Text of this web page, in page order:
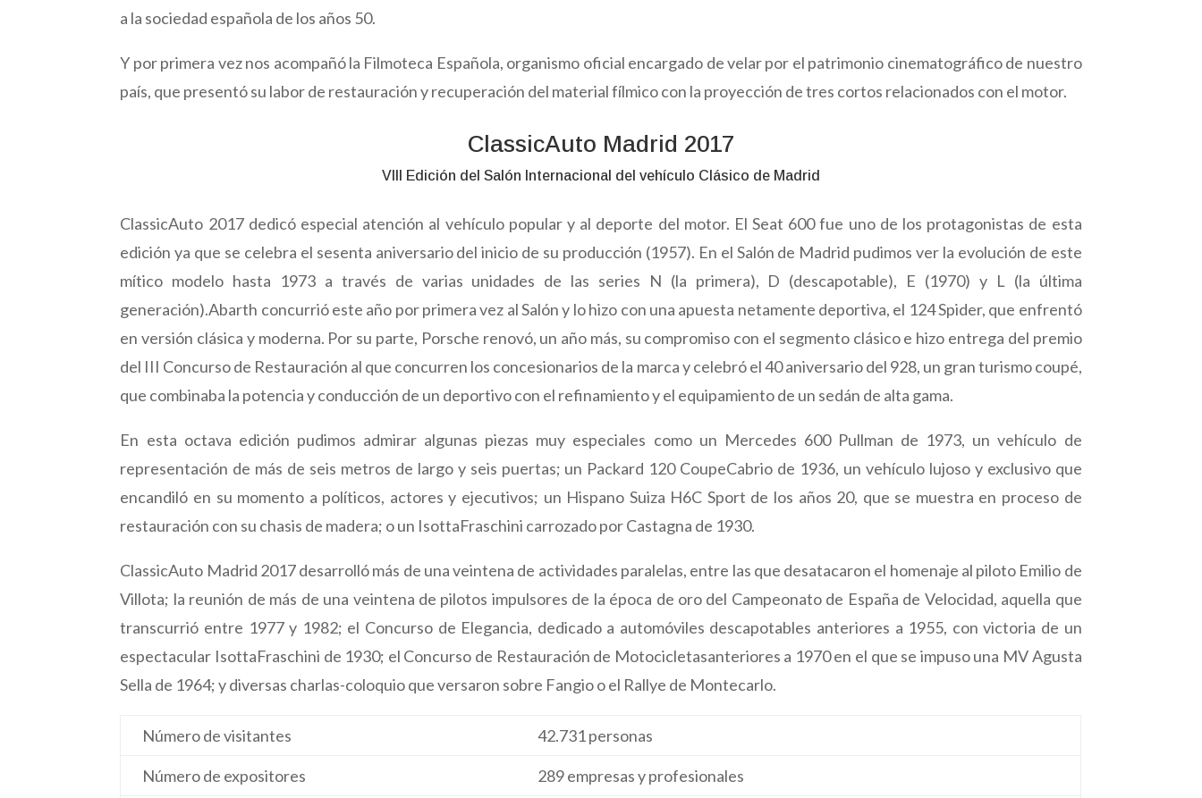
a la sociedad española de los años 50.
Y por primera vez nos acompañó la Filmoteca Española, organismo oficial encargado de velar por el patrimonio cinematográfico de nuestro
país, que presentó su labor de restauración y recuperación del material fílmico con la proyección de tres cortos relacionados con el motor.
ClassicAuto Madrid 2017
VIII Edición del Salón Internacional del vehículo Clásico de Madrid
ClassicAuto 2017 dedicó especial atención al vehículo popular y al deporte del motor. El Seat 600 fue uno de los protagonistas de esta
edición ya que se celebra el sesenta aniversario del inicio de su producción (1957). En el Salón de Madrid pudimos ver la evolución de este
mítico modelo hasta 1973 a través de varias unidades de las series N (la primera), D (descapotable), E (1970) y L (la última
generación).Abarth concurrió este año por primera vez al Salón y lo hizo con una apuesta netamente deportiva, el 124 Spider, que enfrentó
en versión clásica y moderna. Por su parte, Porsche renovó, un año más, su compromiso con el segmento clásico e hizo entrega del premio
del III Concurso de Restauración al que concurren los concesionarios de la marca y celebró el 40 aniversario del 928, un gran turismo coupé,
que combinaba la potencia y conducción de un deportivo con el refinamiento y el equipamiento de un sedán de alta gama.
En esta octava edición pudimos admirar algunas piezas muy especiales como un Mercedes 600 Pullman de 1973, un vehículo de
representación de más de seis metros de largo y seis puertas; un Packard 120 CoupeCabrio de 1936, un vehículo lujoso y exclusivo que
encandiló en su momento a políticos, actores y ejecutivos; un Hispano Suiza H6C Sport de los años 20, que se muestra en proceso de
restauración con su chasis de madera; o un IsottaFraschini carrozado por Castagna de 1930.
ClassicAuto Madrid 2017 desarrolló más de una veintena de actividades paralelas, entre las que desatacaron el homenaje al piloto Emilio de
Villota; la reunión de más de una veintena de pilotos impulsores de la época de oro del Campeonato de España de Velocidad, aquella que
transcurrió entre 1977 y 1982; el Concurso de Elegancia, dedicado a automóviles descapotables anteriores a 1955, con victoria de un
espectacular IsottaFraschini de 1930; el Concurso de Restauración de Motocicletasanteriores a 1970 en el que se impuso una MV Agusta
Sella de 1964; y diversas charlas-coloquio que versaron sobre Fangio o el Rallye de Montecarlo.
Número de visitantes 42.731 personas
Número de expositores 289 empresas y profesionales